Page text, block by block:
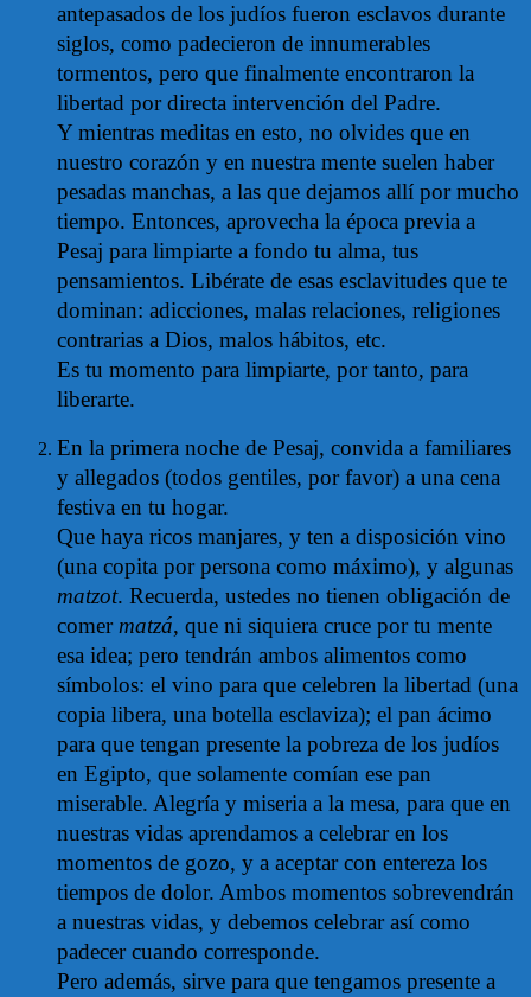
antepasados de los judíos fueron esclavos durante
siglos, como padecieron de innumerables
tormentos, pero que finalmente encontraron la
libertad por directa intervención del Padre.
Y mientras meditas en esto, no olvides que en
nuestro corazón y en nuestra mente suelen haber
pesadas manchas, a las que dejamos allí por mucho
tiempo. Entonces, aprovecha la época previa a
Pesaj para limpiarte a fondo tu alma, tus
pensamientos. Libérate de esas esclavitudes que te
dominan: adicciones, malas relaciones, religiones
contrarias a Dios, malos hábitos, etc.
Es tu momento para limpiarte, por tanto, para
liberarte.
En la primera noche de Pesaj, convida a familiares
y allegados (todos gentiles, por favor) a una cena
festiva en tu hogar.
Que haya ricos manjares, y ten a disposición vino
(una copita por persona como máximo), y algunas
matzot. Recuerda, ustedes no tienen obligación de
comermatzá, que ni siquiera cruce por tu mente
esa idea; pero tendrán ambos alimentos como
símbolos: el vino para que celebren la libertad (una
copia libera, una botella esclaviza); el pan ácimo
para que tengan presente la pobreza de los judíos
en Egipto, que solamente comían ese pan
miserable. Alegría y miseria a la mesa, para que en
nuestras vidas aprendamos a celebrar en los
momentos de gozo, y a aceptar con entereza los
tiempos de dolor. Ambos momentos sobrevendrán
a nuestras vidas, y debemos celebrar así como
padecer cuando corresponde.
Pero además, sirve para que tengamos presente a